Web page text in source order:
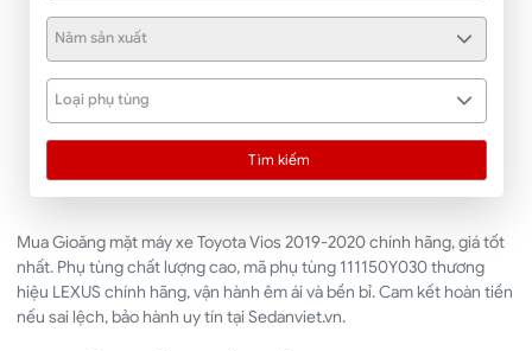
Năm sản xuất
Loại phụ tùng
Tìm kiếm
Mua Gioăng mặt máy xe Toyota Vios 2019-2020 chính hãng, giá tốt
nhất. Phụ tùng chất lượng cao, mã phụ tùng 111150Y030 thương
hiệu LEXUS chính hãng, vận hành êm ái và bền bỉ. Cam kết hoàn tiền
nếu sai lệch, bảo hành uy tín tại Sedanviet.vn.